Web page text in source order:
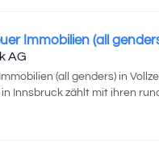
Immobilien (all
AG
(all genders) in
in Innsbruck zählt mit ihren